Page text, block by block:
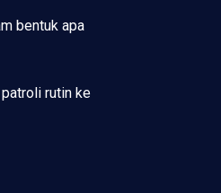
bentuk apa
rutin ke